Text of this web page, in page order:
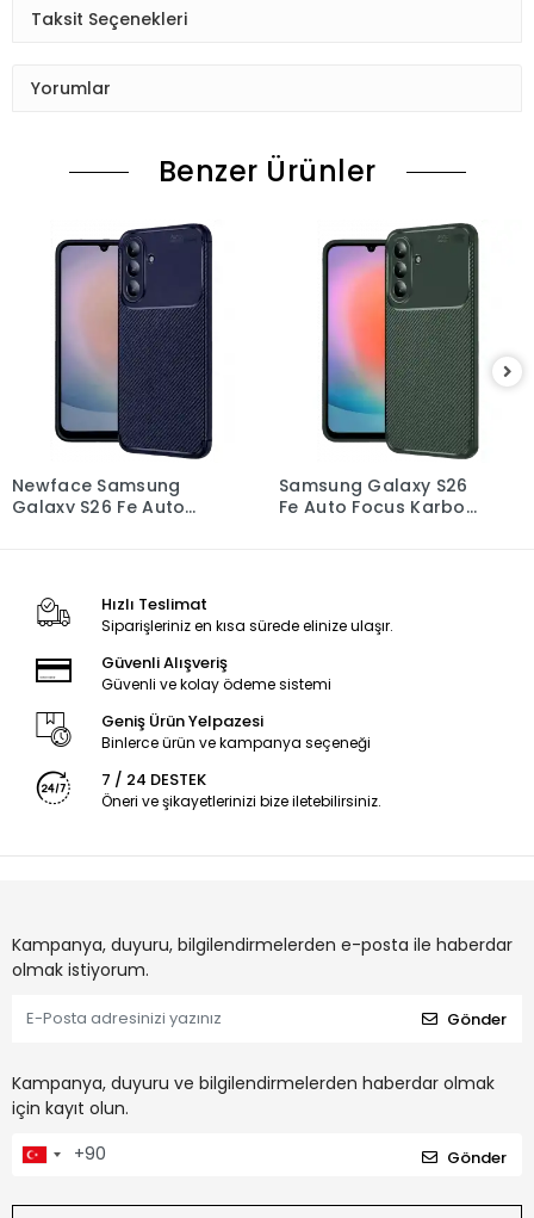
Taksit Seçenekleri
Yorumlar
Benzer Ürünler
Newface Samsung
Galaxy S26 Fe Auto
Samsung Galaxy S26
Fe Auto Focus Karbon
Hızlı Teslimat
Siparişleriniz en kısa sürede elinize ulaşır.
Güvenli Alışveriş
Güvenli ve kolay ödeme sistemi
Geniş Ürün Yelpazesi
Binlerce ürün ve kampanya seçeneği
7 / 24 DESTEK
Öneri ve şikayetlerinizi bize iletebilirsiniz.
Kampanya, duyuru, bilgilendirmelerden e-posta ile haberdar
olmak istiyorum.
Gönder
Kampanya, duyuru ve bilgilendirmelerden haberdar olmak
için kayıt olun.
Gönder